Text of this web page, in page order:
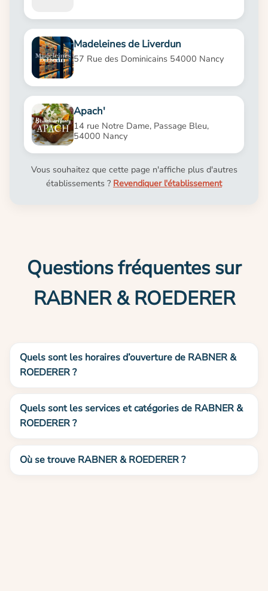
Madeleines de Liverdun
57 Rue des Dominicains 54000 Nancy
Apach'
14 rue Notre Dame, Passage Bleu,
54000 Nancy
Vous souhaitez que cette page n'affiche plus d'autres
établissements ? Revendiquer l'établissement
Questions fréquentes sur
RABNER & ROEDERER
Quels sont les horaires d’ouverture de RABNER &
ROEDERER ?
Quels sont les services et catégories de RABNER &
ROEDERER ?
Où se trouve RABNER & ROEDERER ?